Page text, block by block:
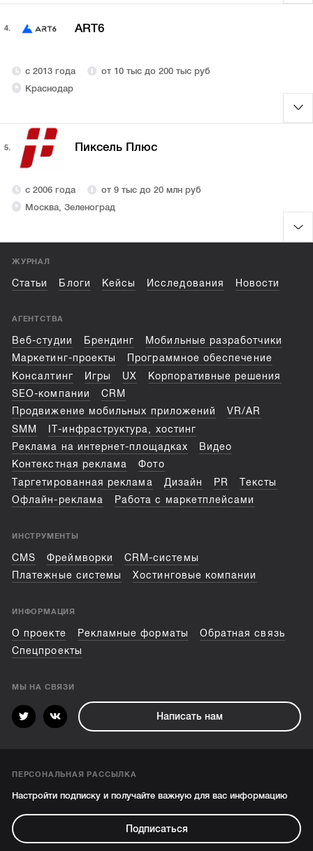
4. ART6
с 2013 года
от 10 тыс до 200 тыс руб
Краснодар
5. Пиксель Плюс
с 2006 года
от 9 тыс до 20 млн руб
Москва, Зеленоград
ЖУРНАЛ
Статьи Блоги Кейсы Исследования Новости
АГЕНТСТВА
Веб-студии Брендинг
Мобильные разработчики
Маркетинг-проекты
Программное обеспечение
Консалтинг
Игры UX
Корпоративные решения
SEO-компании
CRM
Продвижение мобильных приложений
VR/AR
SMM
IT-инфраструктура, хостинг
Реклама на интернет-площадках
Видео
Контекстная реклама
Фото
Таргетированная реклама
Дизайн PR
Тексты
Офлайн-реклама
Работа с маркетплейсами
ИНСТРУМЕНТЫ
CMS Фреймворки
CRM-системы
Платежные системы
Хостинговые компании
ИНФОРМАЦИЯ
О проекте Рекламные форматы
Обратная связь
Спецпроекты
МЫ НА СВЯЗИ
Написать нам
ПЕРСОНАЛЬНАЯ РАССЫЛКА
Настройти подписку и получайте важную для вас информацию
Подписаться